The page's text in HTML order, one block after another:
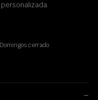
cerrado